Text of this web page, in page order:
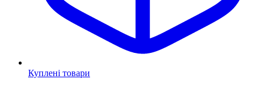
Куплені товари